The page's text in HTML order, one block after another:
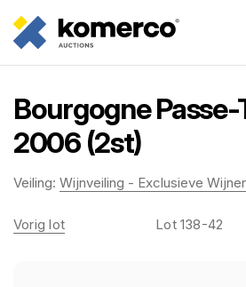
Bourgogne
2006 (2st)
Veiling: Wijnveiling - Exclusieve
Vorig lot Lot 138-42